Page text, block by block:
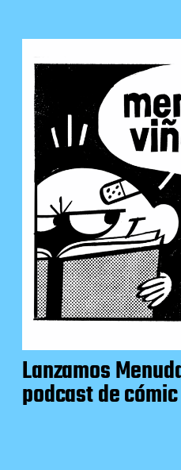
Lanzamos
podcast de